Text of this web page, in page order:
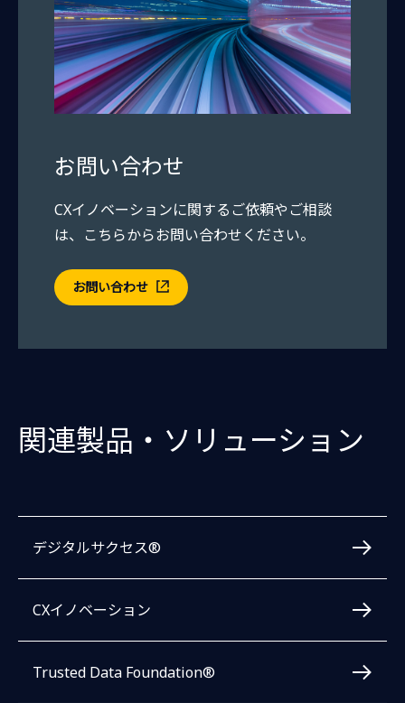
お問い合わせ
CXイノベーションに関するご依頼やご相談
は、こちらからお問い合わせください。
お問い合わせ
関連製品・ソリューション
デジタルサクセス®
CXイノベーション
Trusted Data Foundation®